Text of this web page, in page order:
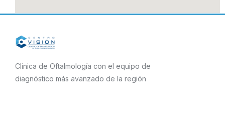
Clínica de Oftalmología con el equipo de
diagnóstico más avanzado de la región